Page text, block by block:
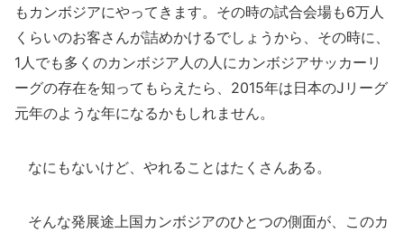
もカンボジアにやってきます。その時の試合会場も6万人
くらいのお客さんが詰めかけるでしょうから、その時に、
1人でも多くのカンボジア人の人にカンボジアサッカーリ
ーグの存在を知ってもらえたら、2015年は日本のJリーグ
元年のような年になるかもしれません。
なにもないけど、やれることはたくさんある。
そんな発展途上国カンボジアのひとつの側面が、このカ